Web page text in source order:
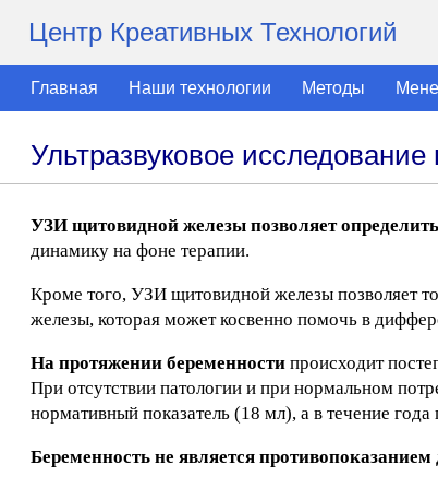
Центр Креативных Технологий
Главная Наши технологии Методы
Ультразвуковое
УЗИ щитовидной железы позволяет определить
динамику на фоне терапии.
Кроме того, УЗИ щитовидной железы позволяет
железы, которая может косвенно помочь в
На протяжении беременности происходит
При отсутствии патологии и при нормальном
нормативный показатель (18 мл), а в течение
Беременность не является